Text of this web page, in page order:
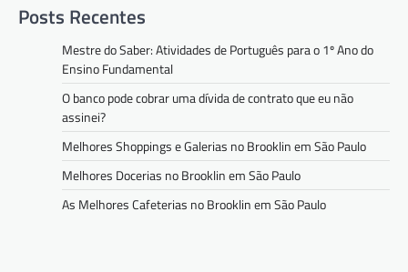
Posts Recentes
Mestre do Saber: Atividades de Português para o 1º Ano do
Ensino Fundamental
O banco pode cobrar uma dívida de contrato que eu não
assinei?
Melhores Shoppings e Galerias no Brooklin em São Paulo
Melhores Docerias no Brooklin em São Paulo
As Melhores Cafeterias no Brooklin em São Paulo